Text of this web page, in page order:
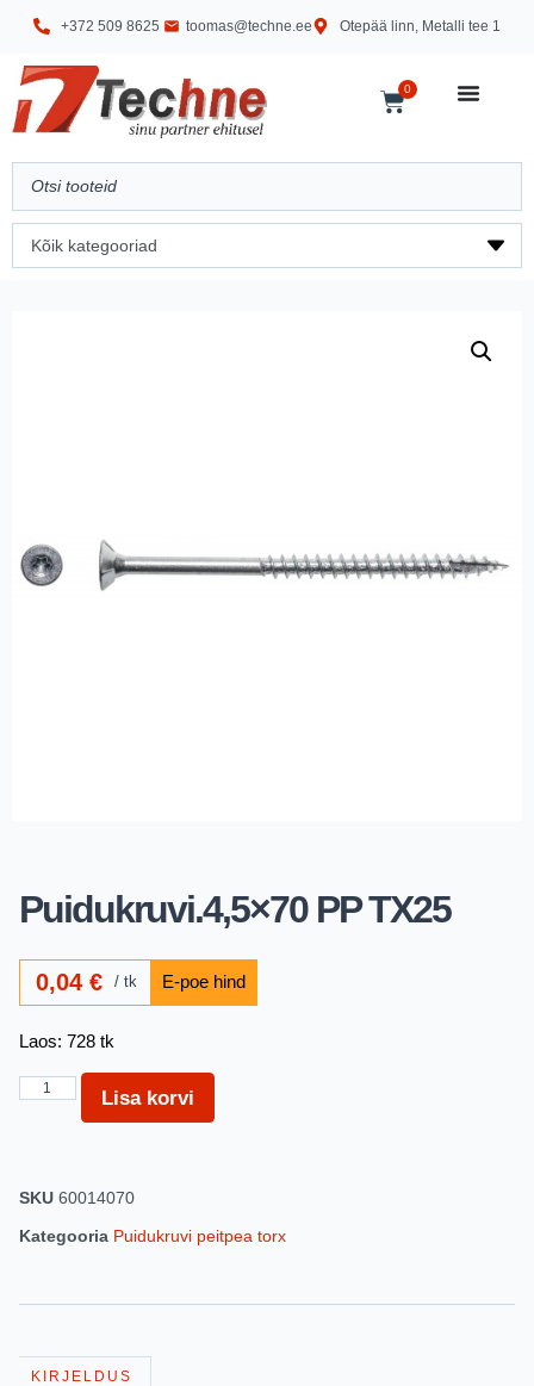
+372 509 8625 toomas@techne.ee Otepää linn, Metalli tee 1
0
Puidukruvi.4,5×70 PP TX25
0,04€ tk
Laos: 728 tk
Lisa korvi
SKU 60014070
Kategooria Puidukruvi peitpea torx
KIRJELDUS